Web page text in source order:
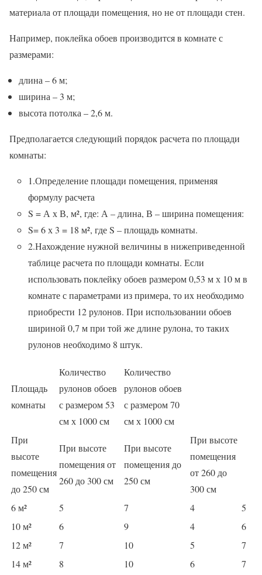
материала от площади помещения, но не от площади стен.
Например, поклейка обоев производится в комнате с
размерами:
длина – 6 м;
ширина – 3 м;
высота потолка – 2,6 м.
Предполагается следующий порядок расчета по площади
комнаты:
1.Определение площади помещения, применяя
формулу расчета
S = А х В, м², где: А – длина, В – ширина помещения:
S= 6 х 3 = 18 м², где S – площадь комнаты.
2.Нахождение нужной величины в нижеприведенной
таблице расчета по площади комнаты. Если
использовать поклейку обоев размером 0,53 м х 10 м в
комнате с параметрами из примера, то их необходимо
приобрести 12 рулонов. При использовании обоев
шириной 0,7 м при той же длине рулона, то таких
рулонов необходимо 8 штук.
Площадь
комнаты
Количество
рулонов обоев
с размером 53
см х 1000 см
Количество
рулонов обоев
с размером 70
см х 1000 см
При
высоте
помещения
до 250 см
При высоте
помещения от
260 до 300 см
При высоте
помещения до
250 см
При высоте
помещения
от 260 до
300 см
6 м²
5 7 4
5
10 м²
6 9 4
6
12 м²
7 10 5
7
14 м²
8 10 6
7